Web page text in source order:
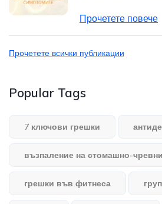
Прочетете повече
Прочетете всички публикации
Popular Tags
7 ключови грешки
възпаление на стомашно-
грешки във фитнеса